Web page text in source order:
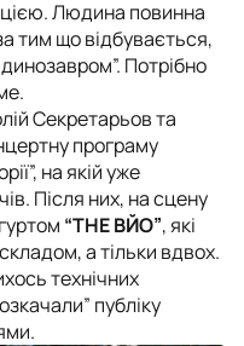
Людина повинна
тим що відбувається,
Потрібно
Секретарьов та
програму
на якій уже
Після них, на сцену
“THE ВЙО”, які
а тільки вдвох.
технічних
публіку